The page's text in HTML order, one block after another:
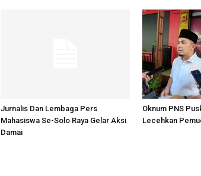
Jurnalis Dan Lembaga Pers
Mahasiswa Se-Solo Raya Gelar Aksi
Damai
Oknum PNS
Lecehkan